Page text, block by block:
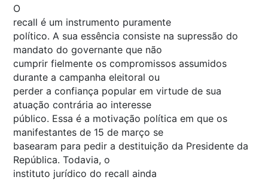
O
recall é um instrumento puramente
político. A sua essência consiste na supressão do
mandato do governante que não
cumprir fielmente os compromissos assumidos
durante a campanha eleitoral ou
perder a confiança popular em virtude de sua
atuação contrária ao interesse
público. Essa é a motivação política em que os
manifestantes de 15 de março se
basearam para pedir a destituição da Presidente da
República. Todavia, o
instituto jurídico do recall ainda